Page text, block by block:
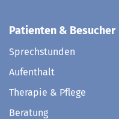
Patienten & Besucher
Sprechstunden
Aufenthalt
Therapie & Pflege
Beratung